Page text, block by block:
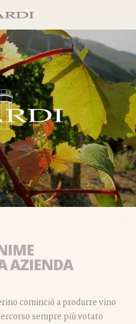
AZIENDA
cominciò a produrre vino
sempre più votato